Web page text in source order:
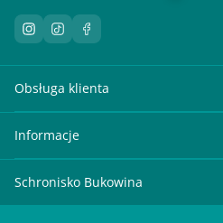
Obsługa klienta
Informacje
Schronisko Bukowina